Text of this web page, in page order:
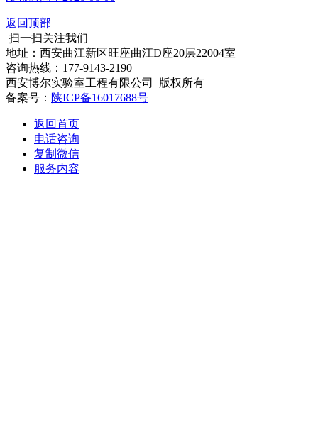
返回顶部
扫一扫关注我们
地址：西安曲江新区旺座曲江D座20层22004室
咨询热线：177-9143-2190
西安博尔实验室工程有限公司 版权所有
备案号： 陕ICP备16017688号
返回首页
电话咨询
复制微信
服务内容